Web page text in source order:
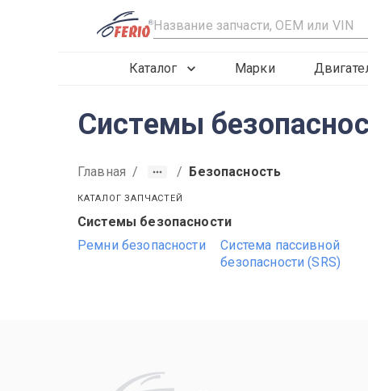
R
Каталог Марки
Системы
Главная / / Безопасность
КАТАЛОГ ЗАПЧАСТЕЙ
Системы безопасности
Ремни безопасности
Система пассивной
безопасности (SRS)
2020
2019